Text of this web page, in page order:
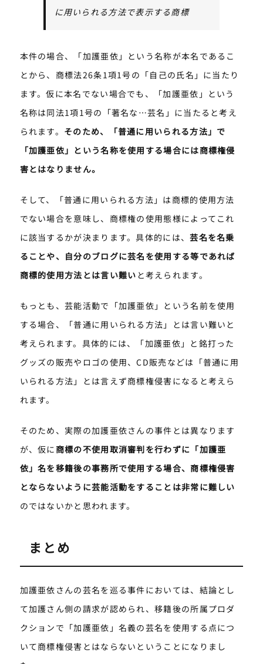
に用いられる方法で表示する商標
本件の場合、「加護亜依」という名称が本名であるこ
とから、商標法26条1項1号の「自己の氏名」に当たり
ます。仮に本名でない場合でも、「加護亜依」という
名称は同法1項1号の「著名な…芸名」に当たると考え
られます。 そのため、「普通に用いられる方法」で
「加護亜依」という名称を使用する場合には商標権侵
害とはなりません。
そして、「普通に用いられる方法」は商標的使用方法
でない場合を意味し、商標権の使用態様によってこれ
に該当するかが決まります。具体的には、芸名を名乗
ることや、自分のブログに芸名を使用する等であれば
商標的使用方法とは言い難い と考えられます。
もっとも、芸能活動で「加護亜依」という名前を使用
する場合、「普通に用いられる方法」とは言い難いと
考えられます。具体的には、「加護亜依」と銘打った
グッズの販売やロゴの使用、CD販売などは「普通に用
いられる方法」とは言えず商標権侵害になると考えら
れます。
そのため、実際の加護亜依さんの事件とは異なります
が、仮に 商標の不使用取消審判を行わずに「加護亜
依」名を移籍後の事務所で使用する場合、商標権侵害
とならないように芸能活動をすることは非常に難しい
のではないかと思われます。
まとめ
加護亜依さんの芸名を巡る事件においては、結論とし
て加護さん側の請求が認められ、移籍後の所属プロダ
クションで「加護亜依」名義の芸名を使用する点につ
いて商標権侵害とはならないということになりまし